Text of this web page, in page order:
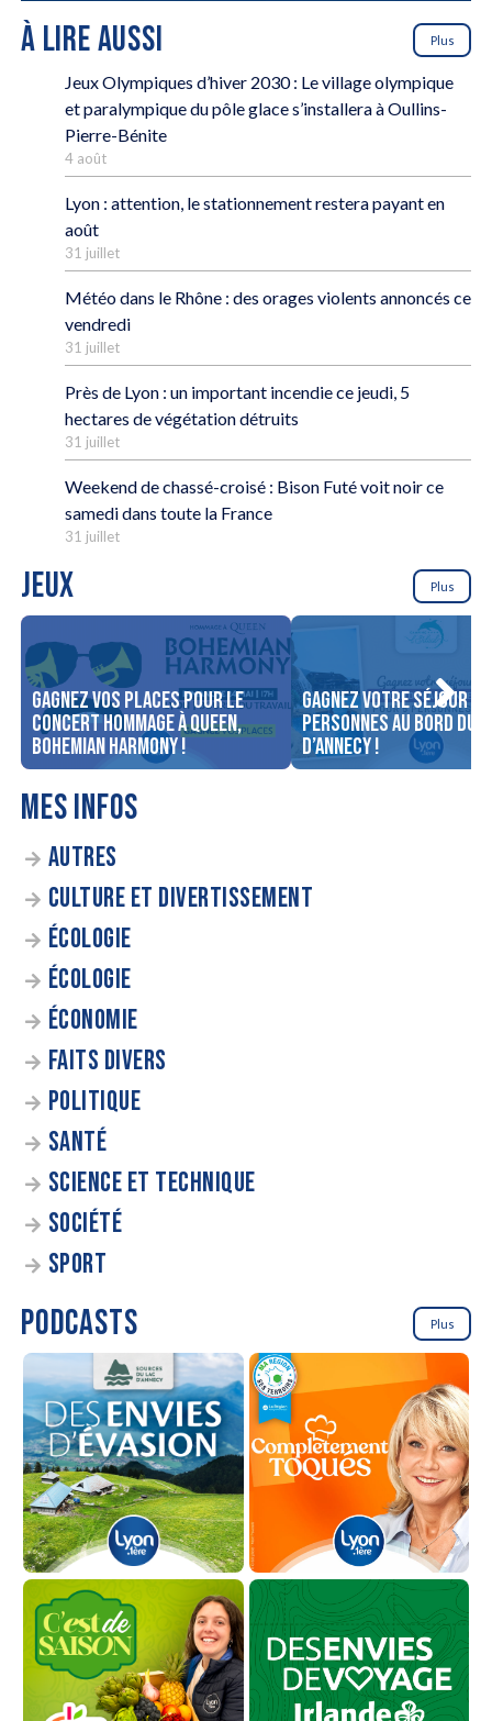
À LIRE AUSSI Plus
Jeux Olympiques d’hiver 2030 : Le village olympique
et paralympique du pôle glace s’installera à Oullins-
Pierre-Bénite
4 août
Lyon : attention, le stationnement restera payant en
août
31 juillet
Météo dans le Rhône : des orages violents annoncés ce
vendredi
31 juillet
Près de Lyon : un important incendie ce jeudi, 5
hectares de végétation détruits
31 juillet
Weekend de chassé-croisé : Bison Futé voit noir ce
samedi dans toute la France
31 juillet
JEUX Plus
Gagnez vos places pour le
concert Hommage à Queen,
Bohemian Harmony !
Gagnez votre séjour
personnes au bord du
d’Annecy !
MES INFOS
AUTRES
CULTURE ET DIVERTISSEMENT
ÉCOLOGIE
ÉCOLOGIE
ÉCONOMIE
FAITS DIVERS
POLITIQUE
SANTÉ
SCIENCE ET TECHNIQUE
SOCIÉTÉ
SPORT
PODCASTS Plus